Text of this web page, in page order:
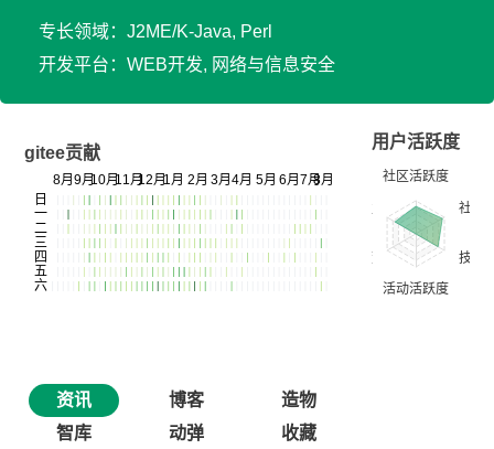
专长领域：J2ME/K-Java, Perl
开发平台：WEB开发, 网络与信息安全
gitee贡献
用户活跃度
资讯 博客
造物
智库
动弹 收藏